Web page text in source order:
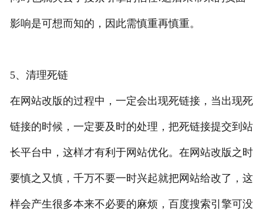
影响是可想而知的，因此需慎重再慎重。
5、清理死链
在网站改版的过程中，一定会出现死链接，当出现死
链接的时候，一定要及时的处理，把死链接提交到站
长平台中，这样才有利于网站优化。在网站改版之时
要慎之又慎，千万不要一时兴起就把网站给改了，这
样会产生很多本来不必要的麻烦，百度搜索引擎可没